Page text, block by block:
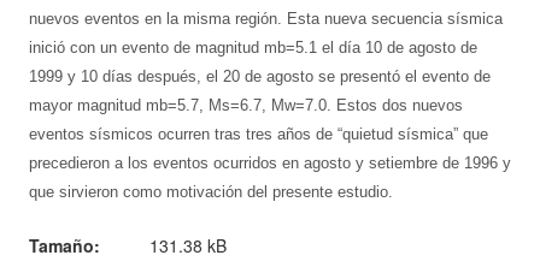
nuevos eventos en la misma región. Esta nueva secuencia sísmica
inició con un evento de magnitud mb=5.1 el día 10 de agosto de
1999 y 10 días después, el 20 de agosto se presentó el evento de
mayor magnitud mb=5.7, Ms=6.7, Mw=7.0. Estos dos nuevos
eventos sísmicos ocurren tras tres años de “quietud sísmica” que
precedieron a los eventos ocurridos en agosto y setiembre de 1996 y
que sirvieron como motivación del presente estudio.
Tamaño:
131.38 kB